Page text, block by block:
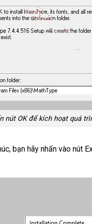
nút OK để kích hoạt quá
bạn hãy nhấn vào nút